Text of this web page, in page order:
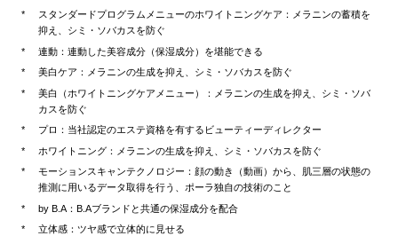
スタンダードプログラムメニューのホワイトニングケア：メラニンの蓄積を
抑え、シミ・ソバカスを防ぐ
連動：連動した美容成分（保湿成分）を堪能できる
美白ケア：メラニンの生成を抑え、シミ・ソバカスを防ぐ
美白（ホワイトニングケアメニュー）：メラニンの生成を抑え、シミ・ソバ
カスを防ぐ
プロ：当社認定のエステ資格を有するビューティーディレクター
ホワイトニング：メラニンの生成を抑え、シミ・ソバカスを防ぐ
モーションスキャンテクノロジー：顔の動き（動画）から、肌三層の状態の
推測に用いるデータ取得を行う、ポーラ独自の技術のこと
by B.A：B.Aブランドと共通の保湿成分を配合
立体感：ツヤ感で立体的に見せる